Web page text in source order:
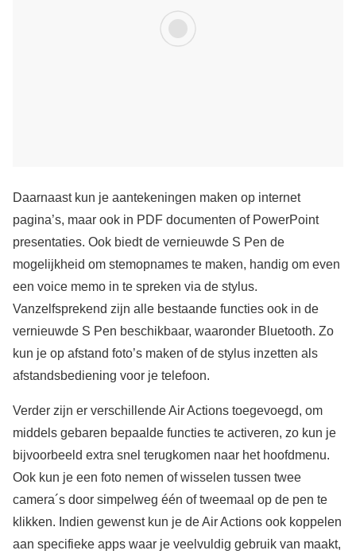
Daarnaast kun je aantekeningen maken op internet
pagina’s, maar ook in PDF documenten of PowerPoint
presentaties. Ook biedt de vernieuwde S Pen de
mogelijkheid om stemopnames te maken, handig om even
een voice memo in te spreken via de stylus.
Vanzelfsprekend zijn alle bestaande functies ook in de
vernieuwde S Pen beschikbaar, waaronder Bluetooth. Zo
kun je op afstand foto’s maken of de stylus inzetten als
afstandsbediening voor je telefoon.
Verder zijn er verschillende Air Actions toegevoegd, om
middels gebaren bepaalde functies te activeren, zo kun je
bijvoorbeeld extra snel terugkomen naar het hoofdmenu.
Ook kun je een foto nemen of wisselen tussen twee
camera´s door simpelweg één of tweemaal op de pen te
klikken. Indien gewenst kun je de Air Actions ook koppelen
aan specifieke apps waar je veelvuldig gebruik van maakt,